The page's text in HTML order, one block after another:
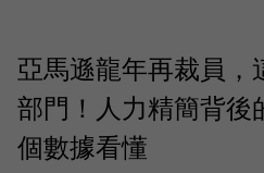
亞馬遜龍年再裁員，
部門！人力精簡背後
個數據看懂